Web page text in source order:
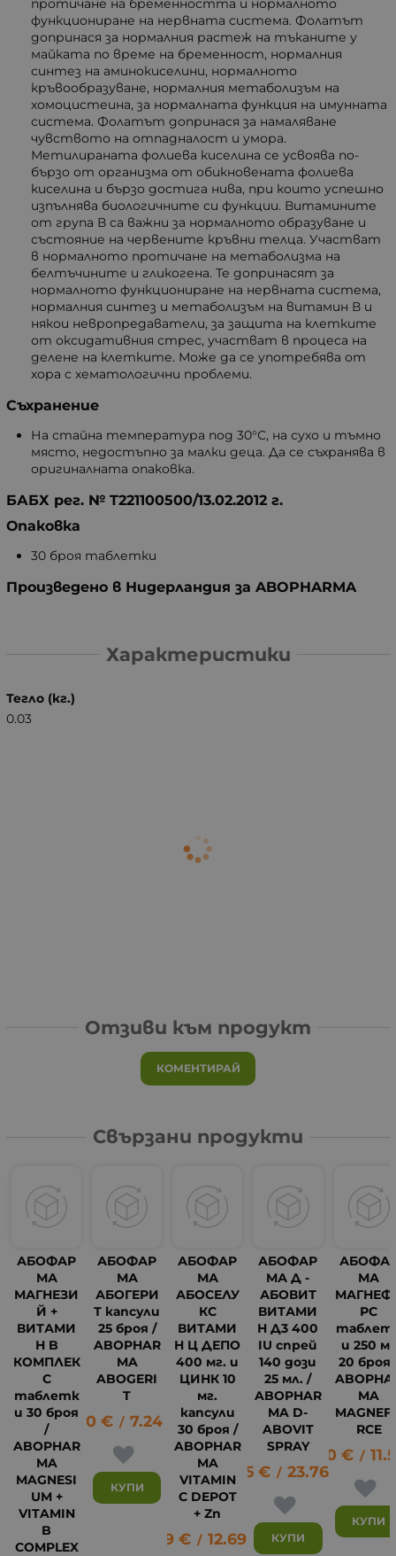
протичане на бременността и нормалното
функциониране на нервната система. Фолатът
допринася за нормалния растеж на тъканите у
майката по време на бременност, нормалния
синтез на аминокиселини, нормалното
кръвообразуване, нормалния метаболизъм на
хомоцистеина, за нормалната функция на имунната
система. Фолатът допринася за намаляване
чувството на отпадналост и умора.
Метилираната фолиева киселина се усвоява по-
бързо от организма от обикновената фолиева
киселина и бързо достига нива, при които успешно
изпълнява биологичните си функции. Витамините
от група В са важни за нормалното образуване и
състояние на червените кръвни телца. Участват
в нормалното протичане на метаболизма на
белтъчините и гликогена. Те допринасят за
нормалното функциониране на нервната система,
нормалния синтез и метаболизъм на витамин В и
някои невропредаватели, за защита на клетките
от оксидативния стрес, участват в процеса на
делене на клетките. Може да се употребява от
хора с хематологични проблеми.
Съхранение
На стайна температура под 30°С, на сухо и тъмно
място, недостъпно за малки деца. Да се съхранява в
оригиналната опаковка.
БАБХ рег. № T221100500/13.02.2012 г.
Опаковка
30 броя таблетки
Произведено в Нидерландия за ABOPHARMA
Характеристики
Тегло (кг.)
0.03
Отзиви към продукт
КОМЕНТИРАЙ
Свързани продукти
АБОФАР
МА
МАГНЕЗИ
Й +
ВИТАМИ
Н B
КОМПЛЕК
С
таблетк
и 30 броя
/
ABOPHAR
MA
MAGNESI
UM +
VITAMIN
B
COMPLEX
АБОФАР
МА
АБОГЕРИ
Т капсули
25 броя /
ABOPHAR
MA
ABOGERI
T
3.70 € / 7.24 лв.
КУПИ
АБОФАР
МА
АБОСЕЛУ
КС
ВИТАМИ
Н Ц ДЕПО
400 мг. и
ЦИНК 10
мг.
капсули
30 броя /
ABOPHAR
MA
VITAMIN
C DEPOT
+ Zn
6.49 € / 12.69 лв.
АБОФАР
МА Д -
АБОВИТ
ВИТАМИ
Н Д3 400
IU спрей
140 дози
25 мл. /
ABOPHAR
MA D-
ABOVIT
SPRAY
12.15 € / 23.76
КУПИ
МА
РС
и 250 мг
20 броя
MA
RCE
5.90 € /
КУПИ